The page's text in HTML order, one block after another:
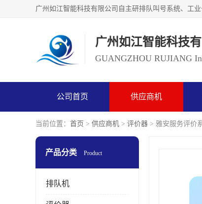
广州如江智能科技
GUANGZHOU RUJIANG
公司首页 供应商机
当前位置： 首页 > 供应商机 > 评价器 > 雅安服务评价
产品分类 Product
排队机